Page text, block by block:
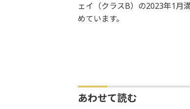
ェイ（クラスB）の2023年1月
めています。
あわせて読む